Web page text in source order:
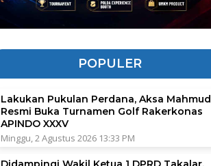
POPULER
Lakukan Pukulan Perdana, Aksa Mahmud
Resmi Buka Turnamen Golf Rakerkonas
APINDO XXXV
Minggu, 2 Agustus 2026 13:33 PM